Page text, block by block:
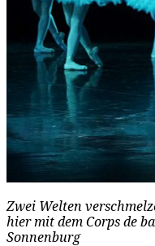
Zwei Welten
hier mit dem Corps de
Sonnenburg